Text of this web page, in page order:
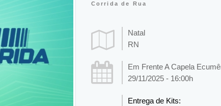
Corrida de Rua
Natal
RN
Em Frente A Capela
29/11/2025 - 16:00h
Entrega de Kits: